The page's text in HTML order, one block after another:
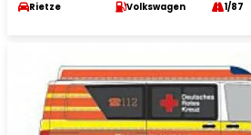
Rietze Volkswagen 1/87